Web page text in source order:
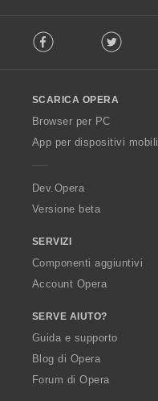
o
w
O
p
a
Facebook Twitter
SCARICA OPERA
Browser per PC
App per dispositivi mobili
Dev.Opera
Versione beta
SERVIZI
Componenti aggiuntivi
Account Opera
SERVE AIUTO?
Guida e supporto
Blog di Opera
Forum di Opera